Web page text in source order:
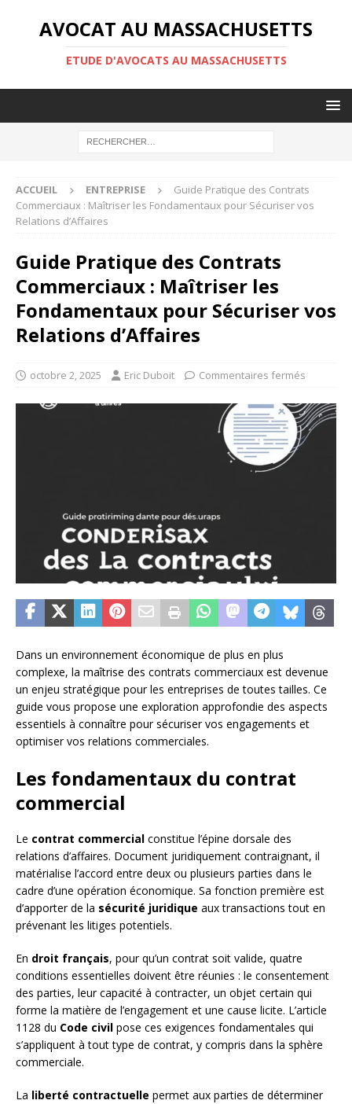
AVOCAT AU MASSACHUSETTS
ETUDE D'AVOCATS AU MASSACHUSETTS
ACCUEIL ENTREPRISE
Guide Pratique des Contrats
Commerciaux : Maîtriser les Fondamentaux pour Sécuriser vos
Relations d’Affaires
Guide Pratique des Contrats
Commerciaux : Maîtriser les
Fondamentaux pour Sécuriser vos
Relations d’Affaires
octobre 2, 2025 Eric Duboit Commentaires fermés
Dans un environnement économique de plus en plus
complexe, la maîtrise des contrats commerciaux est devenue
un enjeu stratégique pour les entreprises de toutes tailles. Ce
guide vous propose une exploration approfondie des aspects
essentiels à connaître pour sécuriser vos engagements et
optimiser vos relations commerciales.
Les fondamentaux du contrat
commercial
Le contrat commercial constitue l’épine dorsale des
relations d’affaires. Document juridiquement contraignant, il
matérialise l’accord entre deux ou plusieurs parties dans le
cadre d’une opération économique. Sa fonction première est
d’apporter de la sécurité juridique aux transactions tout en
prévenant les litiges potentiels.
En droit français, pour qu’un contrat soit valide, quatre
conditions essentielles doivent être réunies : le consentement
des parties, leur capacité à contracter, un objet certain qui
forme la matière de l’engagement et une cause licite. L’article
1128 du Code civil pose ces exigences fondamentales qui
s’appliquent à tout type de contrat, y compris dans la sphère
commerciale.
La liberté contractuelle permet aux parties de déterminer